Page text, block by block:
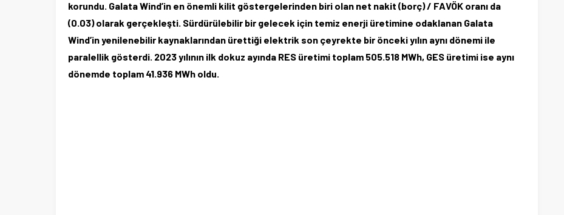
korundu. Galata Wind’in en önemli kilit göstergelerinden biri olan net nakit (borç) / FAVÖK oranı da
(0.03) olarak gerçekleşti. Sürdürülebilir bir gelecek için temiz enerji üretimine odaklanan Galata
Wind’in yenilenebilir kaynaklarından ürettiği elektrik son çeyrekte bir önceki yılın aynı dönemi ile
paralellik gösterdi. 2023 yılının ilk dokuz ayında RES üretimi toplam 505.518 MWh, GES üretimi ise aynı
dönemde toplam 41.936 MWh oldu.